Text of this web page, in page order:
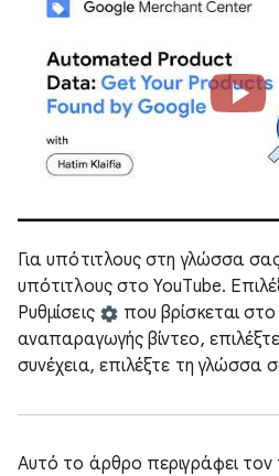
Για υπότιτλους στη γλώσσα
υπότιτλους στο YouTube.
Ρυθμίσεις
που βρίσκεται
αναπαραγωγής βίντεο,
συνέχεια, επιλέξτε τη γλώσσα
Αυτό το άρθρο περιγράφει